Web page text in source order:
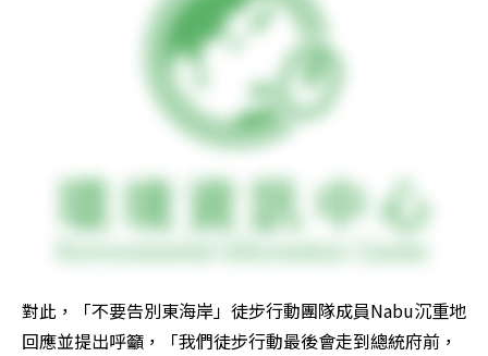
對此，「不要告別東海岸」徒步行動團隊成員Nabu沉重地
回應並提出呼籲，「我們徒步行動最後會走到總統府前，